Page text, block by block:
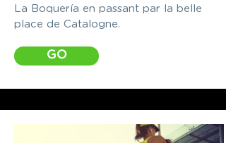
La Boquería en passant par la belle
place de Catalogne.
GO